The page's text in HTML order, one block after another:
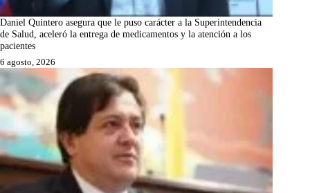
Daniel Quintero asegura que le puso carácter a la Superintendencia
de Salud, aceleró la entrega de medicamentos y la atención a los
pacientes
6 agosto, 2026